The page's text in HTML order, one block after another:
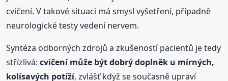
cvičení. V takové situaci má smysl vyšetření, případně
neurologické testy vedení nervem.
Syntéza odborných zdrojů a zkušeností pacientů je tedy
střízlivá:cvičení může být dobrý doplněk u mírných,
kolísavých potíží, zvlášť když se současně upraví